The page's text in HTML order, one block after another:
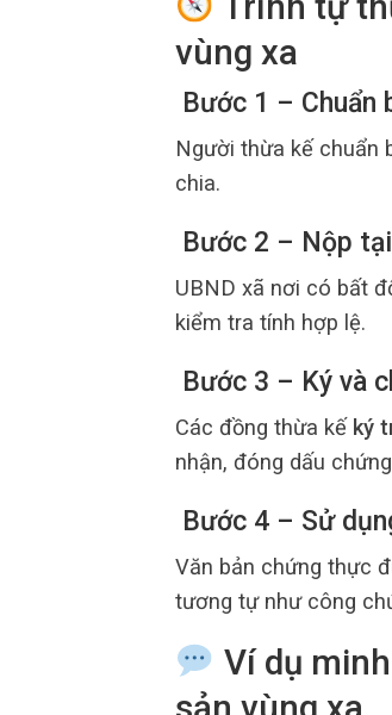
vùng xa
Bước 1 – Chuẩn
Người thừa kế chuẩn
chia.
Bước 2 – Nộp
UBND xã nơi có bất
kiểm tra tính hợp lệ.
Bước 3 – Ký và
Các đồng thừa kế ký
nhận, đóng dấu
Bước 4 – Sử
Văn bản chứng thực
tương tự như công
Ví dụ